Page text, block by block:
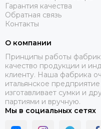
Гарантия качества
Обратная связь
Контакты
О компании
Принципы работы
качество продукции и
клиенту. Наша фабрика
итальянское
изготавливает сумки и
партиями и вручную.
Мы в социальных сетях